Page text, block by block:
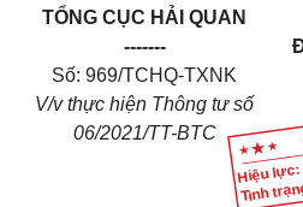
Hiệu
Tình
TỔNG CỤC HẢI QUAN
-------
Số: 969/TCHQ-TXNK
V/v thực hiện Thông tư số
06/2021/TT-BTC